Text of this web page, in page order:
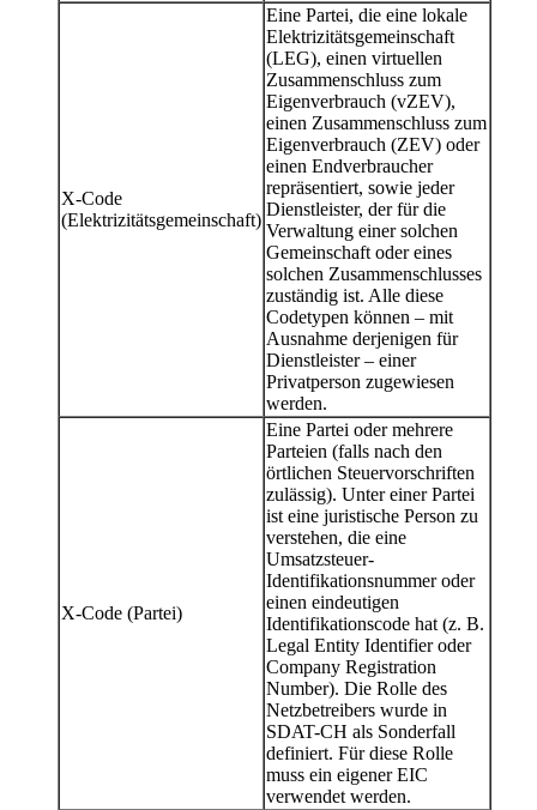
X-Code
(Elektrizitätsgemeinschaft)
Eine Partei, die eine lokale
Elektrizitätsgemeinschaft
(LEG), einen virtuellen
Zusammenschluss zum
Eigenverbrauch (vZEV),
einen Zusammenschluss zum
Eigenverbrauch (ZEV) oder
einen Endverbraucher
repräsentiert, sowie jeder
Dienstleister, der für die
Verwaltung einer solchen
Gemeinschaft oder eines
solchen Zusammenschlusses
zuständig ist. Alle diese
Codetypen können – mit
Ausnahme derjenigen für
Dienstleister – einer
Privatperson zugewiesen
werden.
X-Code (Partei)
Eine Partei oder mehrere
Parteien (falls nach den
örtlichen Steuervorschriften
zulässig). Unter einer Partei
ist eine juristische Person zu
verstehen, die eine
Umsatzsteuer-
Identifikationsnummer oder
einen eindeutigen
Identifikationscode hat (z. B.
Legal Entity Identifier oder
Company Registration
Number). Die Rolle des
Netzbetreibers wurde in
SDAT-CH als Sonderfall
definiert. Für diese Rolle
muss ein eigener EIC
verwendet werden.